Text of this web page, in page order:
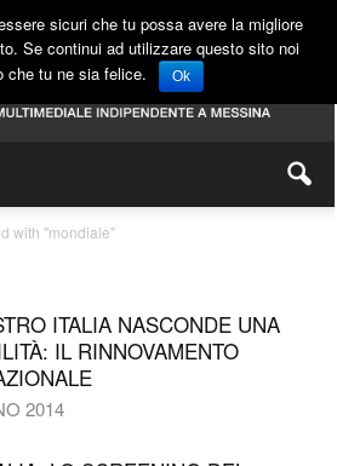
with "mondiale"
ITALIA NASCONDE UNA
IL RINNOVAMENTO
2014
sicuri che tu possa avere la migliore
Se continui ad utilizzare questo sito noi
che tu ne sia felice.
Ok